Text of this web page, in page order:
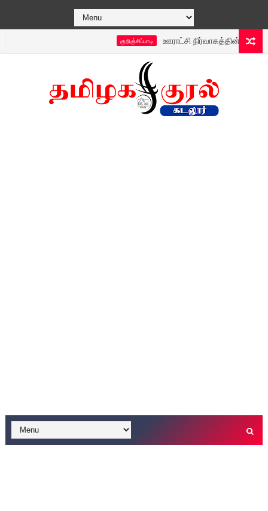
குறிஞ்சிப்பாடி ஊராட்சி நிர்வாகத்தின் புதிய